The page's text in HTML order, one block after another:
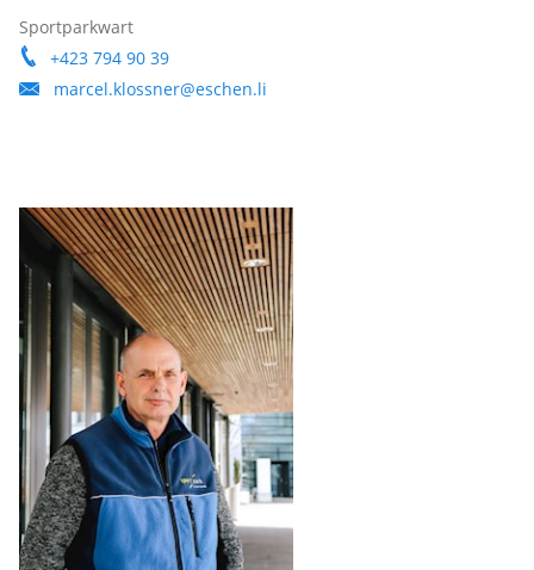
Sportparkwart
+423 794 90 39
marcel.klossner@eschen.li